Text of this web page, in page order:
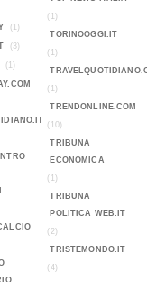
(1)
(3)
(1)
(1)
TORINOOGGI.IT
(1)
(1)
TRENDONLINE.COM
(10)
TRIBUNA
ECONOMICA
(1)
TRIBUNA
POLITICA WEB.IT
(2)
TRISTEMONDO.IT
(4)